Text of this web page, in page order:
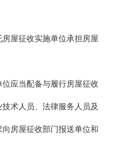
屋征收实施单位承担房屋
应当配备与履行房屋征收
术人员、法律服务人员及
房屋征收部门报送单位和